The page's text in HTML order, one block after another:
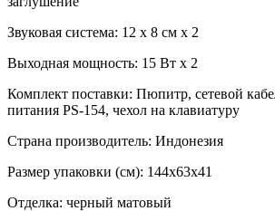
Звуковая система: 12 х 8 см x 2
Выходная мощность: 15 Вт х 2
Комплект поставки: Пюпитр, сетевой
питания PS-154, чехол на клавиатуру
Страна производитель: Индонезия
Размер упаковки (см): 144х63х41
Отделка: черный матовый